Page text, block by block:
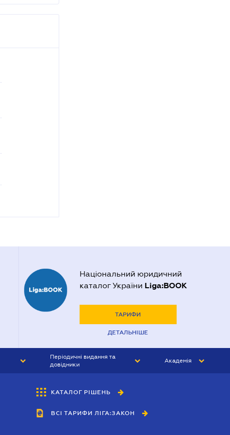
Національний юридичний
каталог України Liga:BOOK
ТАРИФИ
ДЕТАЛЬНІШЕ
Періодичні видання та
довідники
БУХГАЛТЕР&ЗАКОН
ВІСНИК МСФЗ
Академія
КАТАЛОГ РІШЕНЬ
ВСІ ТАРИФИ ЛІГА:ЗАКОН